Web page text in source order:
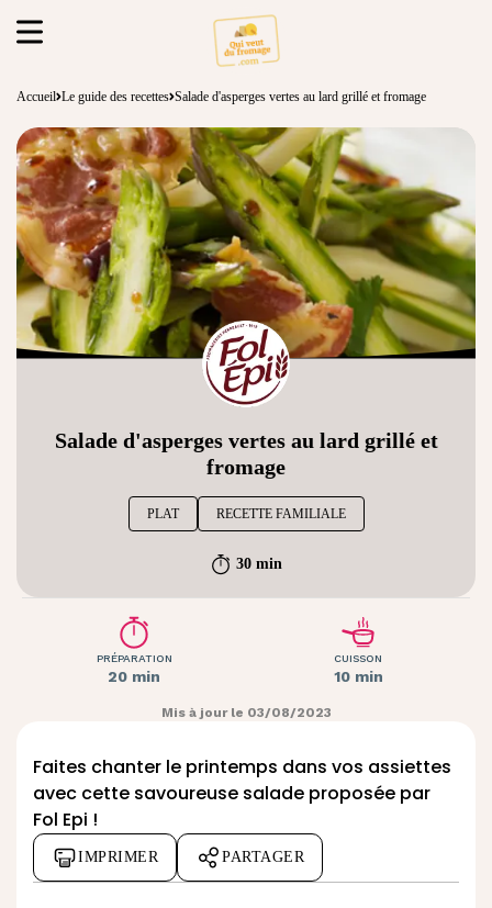
Accueil Le guide des recettes Salade d'asperges vertes au lard grillé et fromage
Salade d'asperges vertes au lard grillé et
fromage
PLAT RECETTE FAMILIALE
30 min
PRÉPARATION
20 min
CUISSON
10 min
Mis à jour le 03/08/2023
Faites chanter le printemps dans vos assiettes
avec cette savoureuse salade proposée par
Fol Epi !
IMPRIMER PARTAGER